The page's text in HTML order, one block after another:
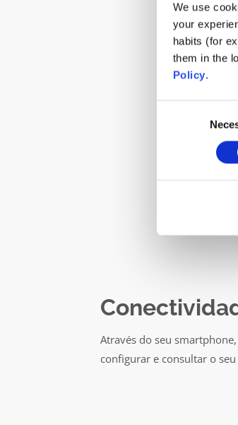
We use
your
habits (for
them in the
Policy.
Através do seu
configurar e consultar o